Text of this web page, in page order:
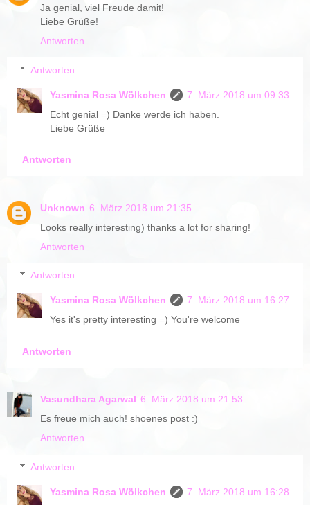
Ja genial, viel Freude damit!
Liebe Grüße!
Antworten
Antworten
Yasmina Rosa Wölkchen
7. März 2018 um 09:33
Echt genial =) Danke werde ich haben.
Liebe Grüße
Antworten
Unknown 6. März 2018 um 21:35
Looks really interesting) thanks a lot for sharing!
Antworten
Antworten
Yasmina Rosa Wölkchen
7. März 2018 um 16:27
Yes it's pretty interesting =) You're welcome
Antworten
Vasundhara Agarwal 6. März 2018 um 21:53
Es freue mich auch! shoenes post :)
Antworten
Antworten
Yasmina Rosa Wölkchen
7. März 2018 um 16:28